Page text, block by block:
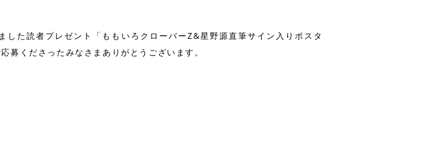
た読者プレゼント「ももいろクローバーZ&星野源直筆サイン入りポスタ
募くださったみなさまありがとうございます。